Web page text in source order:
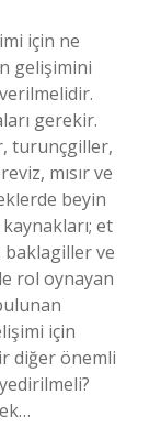
için ne
gelişimini
gerekir.
turunçgiller,
mısır ve
beyin
et
ve
rol oynayan
için
diğer önemli